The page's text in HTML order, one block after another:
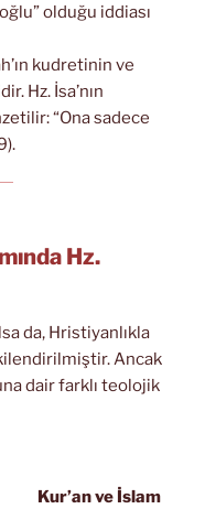
olduğu iddiası
kudretinin ve
Hz. İsa’nın
“Ona sadece
Hz.
da, Hristiyanlıkla
Ancak
dair farklı teolojik
Kur’an ve İslam